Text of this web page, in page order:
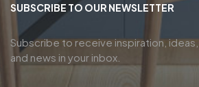
SUBSCRIBE TO OUR NEWSLETTER
Subscribe to receive inspiration, ideas,
and news in your inbox.